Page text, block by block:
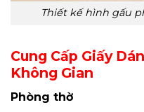
Thiết kế hình gấu
Cung Cấp Giấy
Không Gian
Phòng thờ